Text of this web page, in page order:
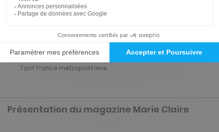
Abonnement Durée libre
Papier + Version digitale offerte
45 Tarif Kiosque :2€90
Tarif France métropolitaine
Présentation du magazine Marie Claire